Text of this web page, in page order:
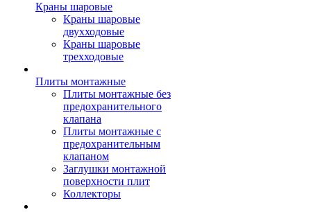
Краны шаровые
Краны шаровые
двухходовые
Краны шаровые
трехходовые
Плиты монтажные
Плиты монтажные без
предохранительного
клапана
Плиты монтажные с
предохранительным
клапаном
Заглушки монтажной
поверхности плит
Коллекторы